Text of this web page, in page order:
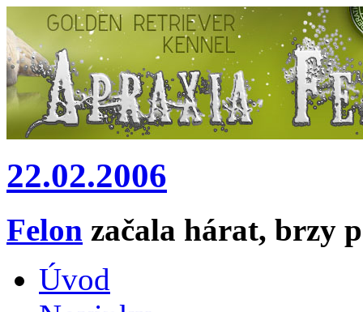
22.02.2006
Felon začala hárat, brzy
Úvod